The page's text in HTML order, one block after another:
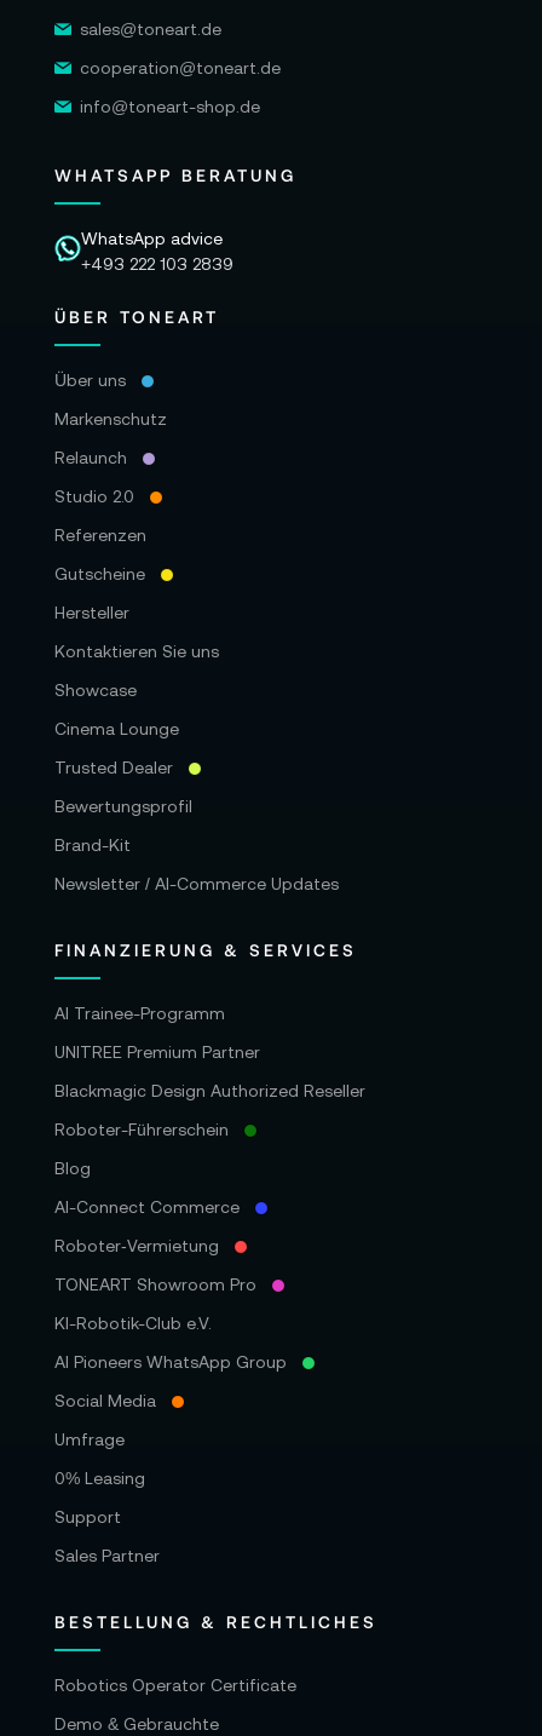
sales@toneart.de
cooperation@toneart.de
info@toneart-shop.de
WHATSAPP BERATUNG
WhatsApp advice
+493 222 103 2839
ÜBER TONEART
Über uns
Markenschutz
Relaunch
Studio 2.0
Referenzen
Gutscheine
Hersteller
Kontaktieren Sie uns
Showcase
Cinema Lounge
Trusted Dealer
Bewertungsprofil
Brand-Kit
Newsletter / AI-Commerce Updates
FINANZIERUNG & SERVICES
AI Trainee-Programm
UNITREE Premium Partner
Blackmagic Design Authorized Reseller
Roboter-Führerschein
Blog
AI-Connect Commerce
Roboter‑Vermietung
TONEART Showroom Pro
KI-Robotik-Club e.V.
AI Pioneers WhatsApp Group
Social Media
Umfrage
0% Leasing
Support
Sales Partner
BESTELLUNG & RECHTLICHES
Robotics Operator Certificate
Demo & Gebrauchte